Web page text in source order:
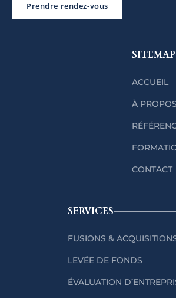
Prendre rendez-vous
SITEMAP
ACCUEIL
À PROPOS
CONTACT
SERVICES
FUSIONS &
LEVÉE DE FONDS
ÉVALUATION